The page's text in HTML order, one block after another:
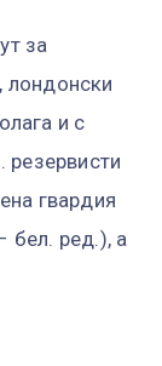
за
лондонски
и с
резервисти
гвардия
бел. ред.), а